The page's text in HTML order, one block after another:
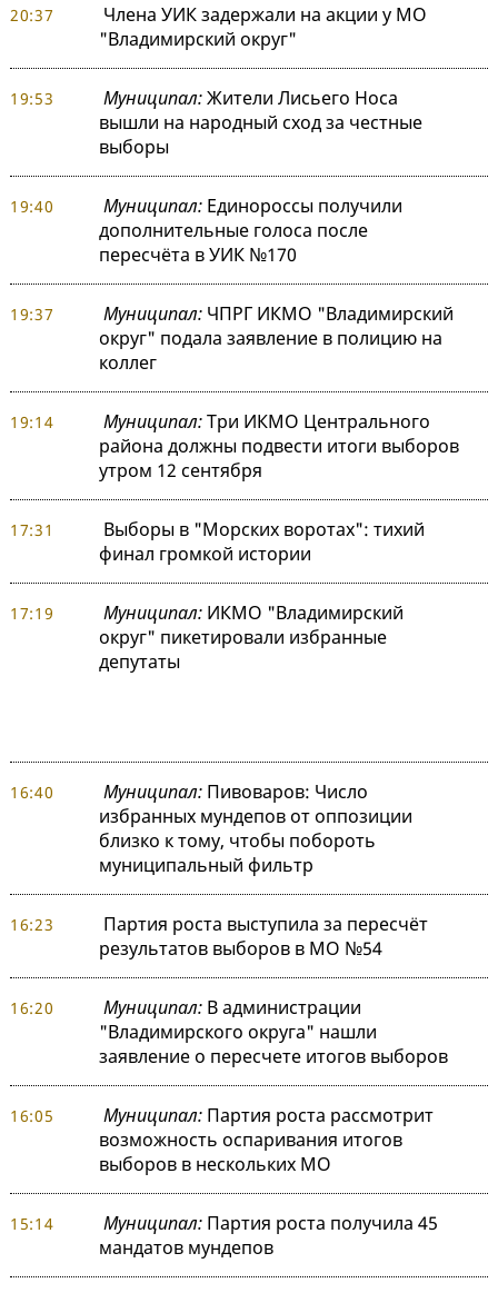
20:37
Члена УИК задержали на акции у МО
"Владимирский округ"
19:53 Муниципал:Жители Лисьего Носа
вышли на народный сход за честные
выборы
19:40 Муниципал:Единороссы получили
дополнительные голоса после
пересчёта в УИК №170
19:37 Муниципал:ЧПРГ ИКМО "Владимирский
округ" подала заявление в полицию на
коллег
19:14 Муниципал:Три ИКМО Центрального
района должны подвести итоги выборов
утром 12 сентября
17:31
Выборы в "Морских воротах": тихий
финал громкой истории
17:19 Муниципал:ИКМО "Владимирский
округ" пикетировали избранные
депутаты
16:40 Муниципал:Пивоваров: Число
избранных мундепов от оппозиции
близко к тому, чтобы побороть
муниципальный фильтр
16:23
Партия роста выступила за пересчёт
результатов выборов в МО №54
16:20 Муниципал:В администрации
"Владимирского округа" нашли
заявление о пересчете итогов выборов
16:05 Муниципал:Партия роста рассмотрит
возможность оспаривания итогов
выборов в нескольких МО
15:14 Муниципал:Партия роста получила 45
мандатов мундепов